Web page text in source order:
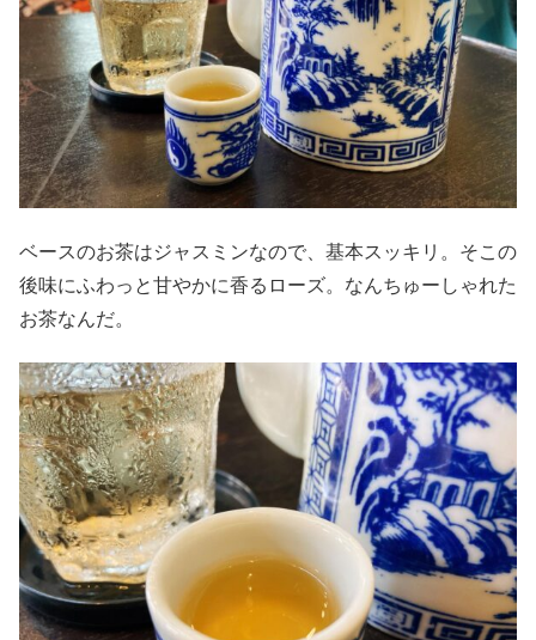
ベースのお茶はジャスミンなので、基本スッキリ。そこの
後味にふわっと甘やかに香るローズ。なんちゅーしゃれた
お茶なんだ。